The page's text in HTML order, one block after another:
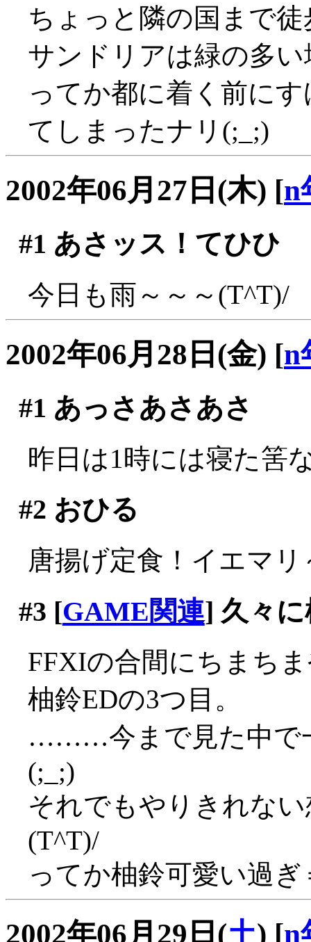
ちょっと隣の国まで
サンドリアは緑の多
ってか都に着く前に
てしまったナリ(;_;)
2002年06月27日(木) [n
#1 あさッス！てひひ
今日も雨～～～(T^T)/
2002年06月28日(金) [n
#1 あっさあさあさ
昨日は1時には寝た筈
#2 おひる
唐揚げ定食！イエマリ
#3 [GAME関連] 久々
FFXIの合間にちまち
柚鈴EDの3つ目。
………今まで見た中で
(;_;)
それでもやりきれな
(T^T)/
ってか柚鈴可愛い過
2002年06月29日(土) [n